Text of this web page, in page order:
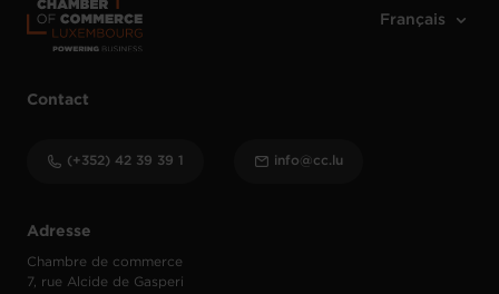
Adresse
Chambre de commerce
7, rue Alcide de Gasperi
Contact
(+352) 42 39 39 1 info@cc.lu